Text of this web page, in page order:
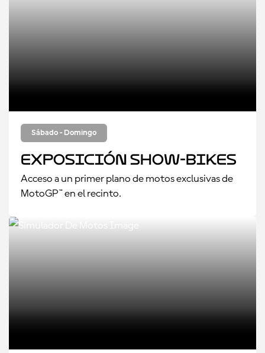
Sábado - Domingo
Exposición Show-Bikes
Acceso a un primer plano de motos exclusivas de
MotoGP™ en el recinto.